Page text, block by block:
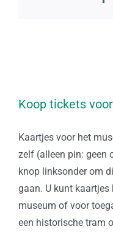
Koop tickets
Kaartjes voor het
zelf (alleen pin: geen
knop linksonder om
gaan. U kunt
museum of voor
een historische tram